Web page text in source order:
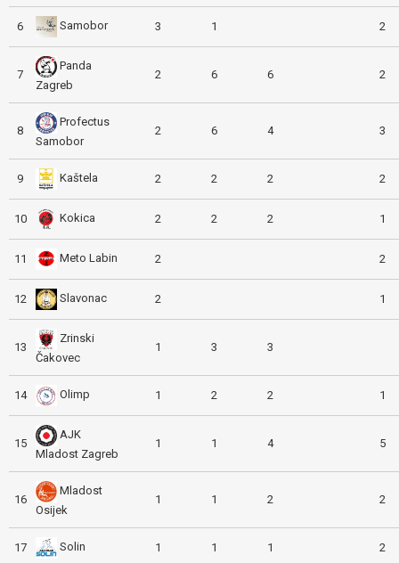
6 Samobor 3 1 2
7
Panda
Zagreb
2 6 6 2
8
Profectus
Samobor
2 6 4 3
9 Kaštela 2 2 2 2
10 Kokica 2 2 2 1
11 Meto Labin 2 2
12 Slavonac 2 1
13
Zrinski
Čakovec
1 3 3
14 Olimp 1 2 2 1
15
AJK
Mladost Zagreb
1 1 4 5
16
Mladost
Osijek
1 1 2 2
17 Solin 1 1 1 2